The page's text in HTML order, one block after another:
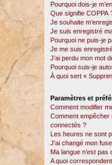
Pourquoi dois-je
Que signifie COPPA
Je souhaite
Je suis enregistré
Pourquoi ne puis-je
Je me suis
J’ai perdu mon mot
Pourquoi suis-je
À quoi sert «
Paramètres et
Comment modifier
Comment empêcher
connectés ?
Les heures ne sont
J’ai changé mon
Ma langue n’est pas
A quoi